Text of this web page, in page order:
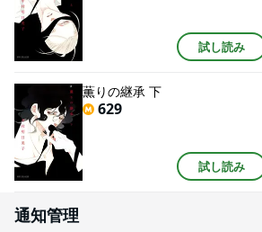
試し読み
薫りの継承 下
629
試し読み
通知管理